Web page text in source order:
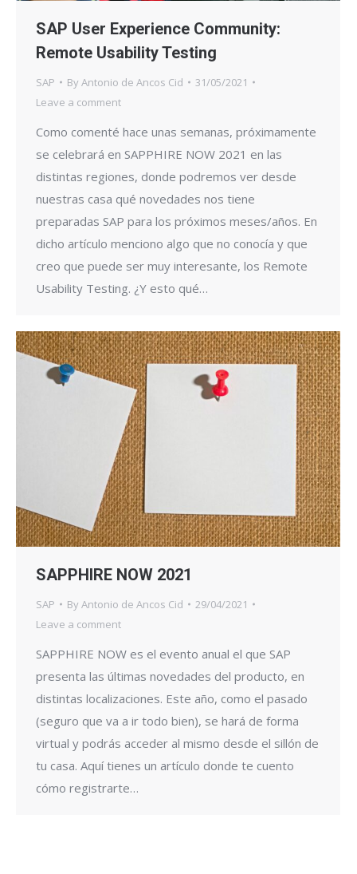
SAP User Experience Community:
Remote Usability Testing
SAP ByAntonio de Ancos Cid
31/05/2021
Leave a comment
Como comenté hace unas semanas, próximamente
se celebrará en SAPPHIRE NOW 2021 en las
distintas regiones, donde podremos ver desde
nuestras casa qué novedades nos tiene
preparadas SAP para los próximos meses/años. En
dicho artículo menciono algo que no conocía y que
creo que puede ser muy interesante, los Remote
Usability Testing. ¿Y esto qué…
SAPPHIRE NOW 2021
SAP ByAntonio de Ancos Cid
29/04/2021
Leave a comment
SAPPHIRE NOW es el evento anual el que SAP
presenta las últimas novedades del producto, en
distintas localizaciones. Este año, como el pasado
(seguro que va a ir todo bien), se hará de forma
virtual y podrás acceder al mismo desde el sillón de
tu casa. Aquí tienes un artículo donde te cuento
cómo registrarte…